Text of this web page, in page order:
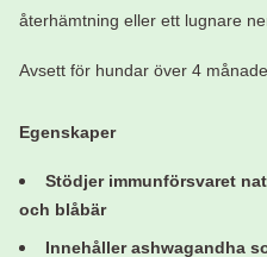
återhämtning eller ett lugnare
Avsett för hundar över 4
Egenskaper
Stödjer immunförsvaret
och blåbär
Innehåller ashwagandha